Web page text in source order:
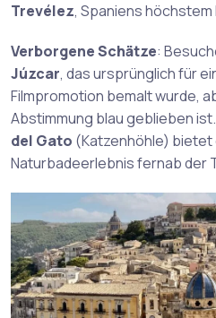
Trevélez, Spaniens höchstem
Verborgene Schätze:
Júzcar, das ursprünglich für
Filmpromotion bemalt wurde,
Abstimmung blau geblieben
del Gato (Katzenhöhle)
Naturbadeerlebnis fernab der